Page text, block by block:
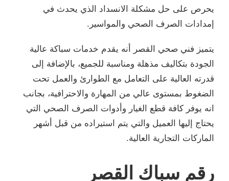
يحرص على حل مشكلة الانسداد الذي يحدث في
إمدادات الصرف الصحي والمواسير.
يتميز فني صحي القصر أنه يقدم خدمات سباكة عالية
الجودة بتكاليف مذهلة ومناسبة للجميع، بالإضافة إلى
قدرته العالية على التعامل مع الطوارئ والعمل تحت
الضغوط بمستوى عالي من المهارة والاحترافية، بجانب
انه يوفر كافة قطع الغيار وأدوات الصرف الصحي التي
يحتاج إليها العميل والتي يتم استيراده من قبل أشهر
الماركات التجارية العالية.
رقم سباك القصر